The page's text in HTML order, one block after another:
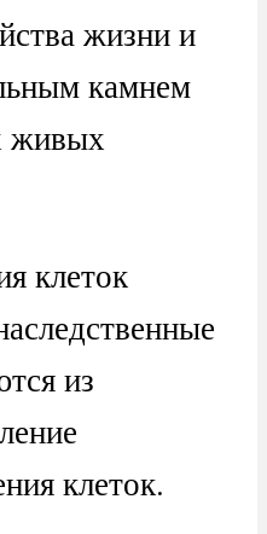
жизни и
камнем
живых
клеток
из
клеток.